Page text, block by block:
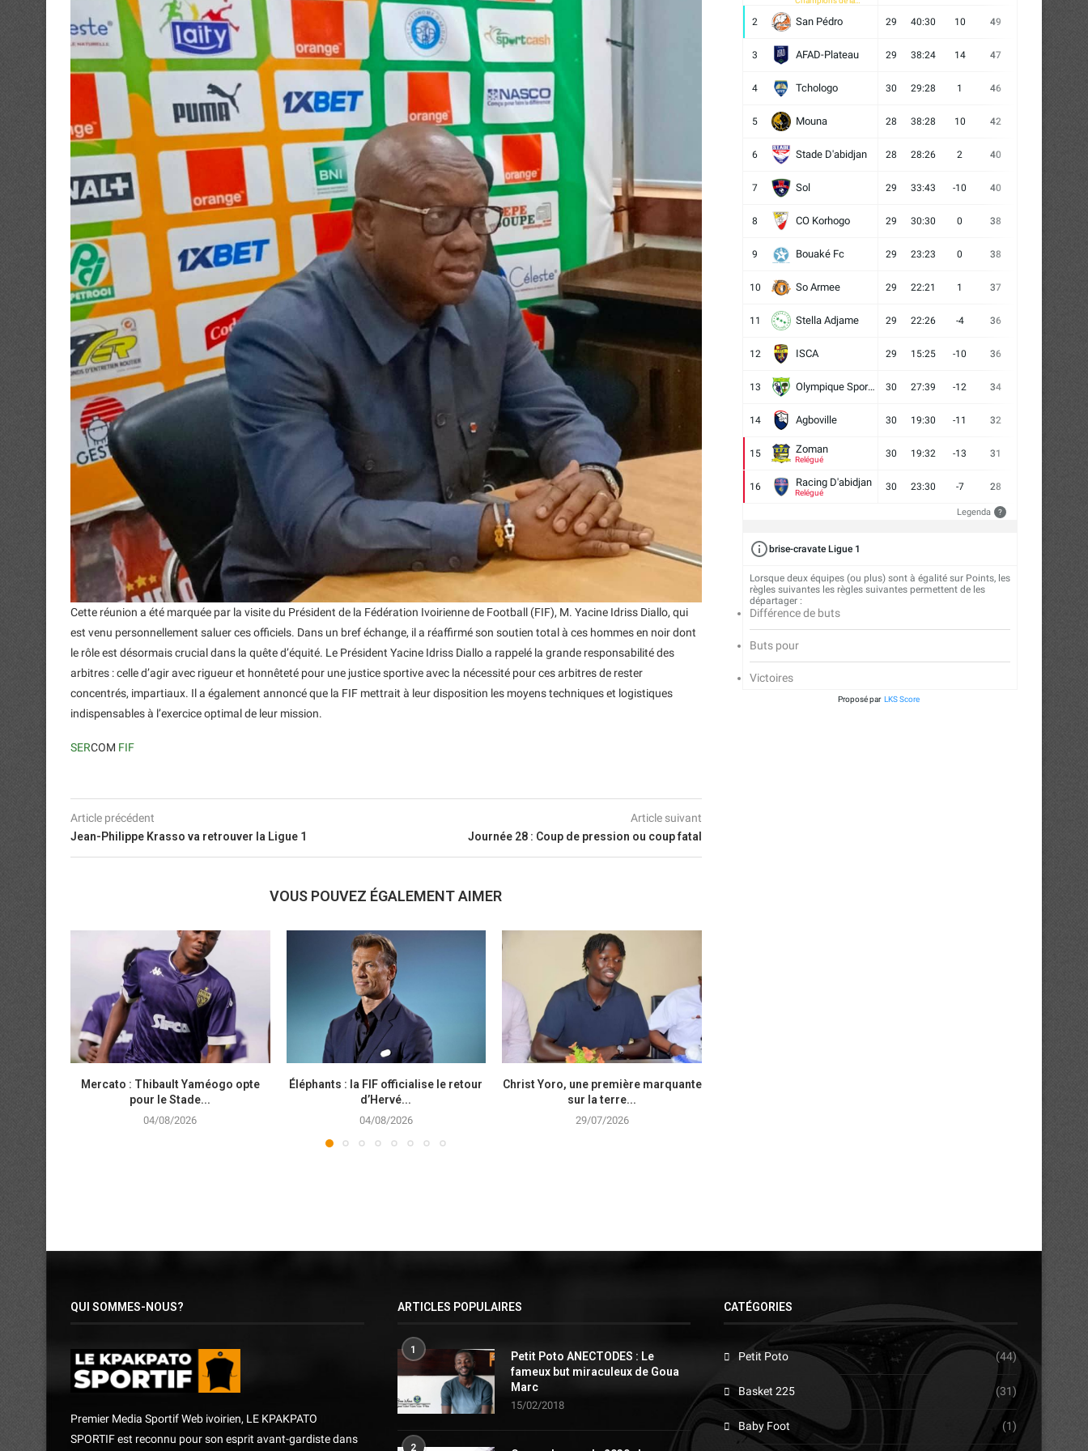
Cette réunion a été marquée par la visite du Président de la Fédération Ivoirienne de Football (FIF), M. Yacine Idriss Diallo, qui
est venu personnellement saluer ces officiels. Dans un bref échange, il a réaffirmé son soutien total à ces hommes en noir dont
le rôle est désormais crucial dans la quête d’équité. Le Président Yacine Idriss Diallo a rappelé la grande responsabilité des
arbitres : celle d’agir avec rigueur et honnêteté pour une justice sportive avec la nécessité pour ces arbitres de rester
concentrés, impartiaux. Il a également annoncé que la FIF mettrait à leur disposition les moyens techniques et logistiques
indispensables à l’exercice optimal de leur mission.
SERCOM FIF
Article précédent
Jean-Philippe Krasso va retrouver la Ligue 1
Article suivant
Journée 28 : Coup de pression ou coup fatal
VOUS POUVEZ ÉGALEMENT AIMER
Mercato : Thibault Yaméogo opte
pour le Stade...
04/08/2026
Éléphants : la FIF officialise le retour
d’Hervé...
04/08/2026
Christ Yoro, une première marquante
sur la terre...
29/07/2026
2 San Pédro 29 40:30 10 49
3 AFAD-Plateau 29 38:24 14 47
4 Tchologo 30 29:28 1 46
5 Mouna 28 38:28 10 42
6 Stade D'abidjan 28 28:26 2 40
7 Sol 29 33:43 -10 40
8 CO Korhogo 29 30:30 0 38
9 Bouaké Fc 29 23:23 0 38
10 So Armee 29 22:21 1 37
11 Stella Adjame 29 22:26 -4 36
12 ISCA 29 15:25 -10 36
13 Olympique Sport d'Abobo FC 30 27:39 -12 34
14 Agboville 30 19:30 -11 32
15 Zoman
Relégué
30 19:32 -13 31
16 Racing D'abidjan
Relégué
30 23:30 -7 28
Legenda ?
brise-cravate Ligue 1
Lorsque deux équipes (ou plus) sont à égalité sur Points, les
règles suivantes les règles suivantes permettent de les
départager :
Différence de buts
Buts pour
Victoires
Proposé par LKS Score
QUI SOMMES-NOUS?
Premier Media Sportif Web ivoirien, LE KPAKPATO
SPORTIF est reconnu pour son esprit avant-gardiste dans
ARTICLES POPULAIRES
1
Petit Poto ANECTODES : Le
fameux but miraculeux de Goua
Marc
15/02/2018
2
CATÉGORIES
Petit Poto (44)
Basket 225 (31)
Baby Foot (1)